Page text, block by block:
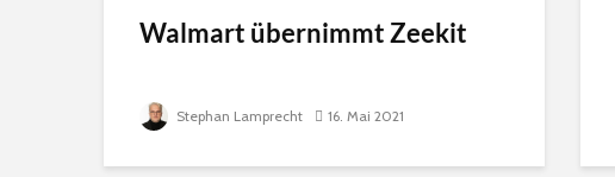
Walmart übernimmt Zeekit
Stephan Lamprecht 16. Mai 2021